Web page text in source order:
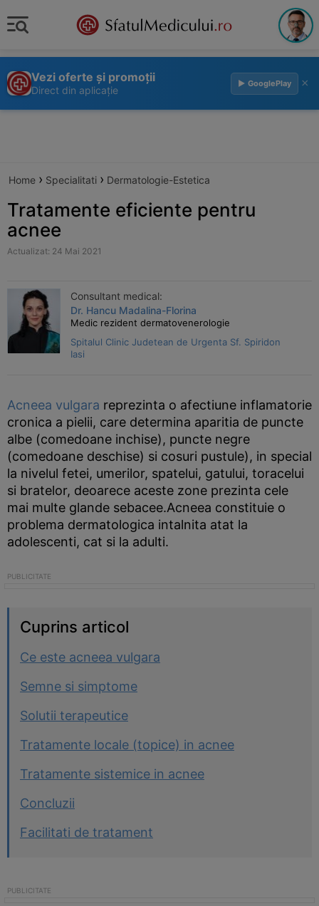
Vezi oferte și promoții
Direct din aplicație
▶ GooglePlay ×
Home › Specialitati › Dermatologie-Estetica
Tratamente eficiente pentru
acnee
Actualizat: 24 Mai 2021
Consultant medical:
Dr. Hancu Madalina-Florina
Medic rezident dermatovenerologie
Spitalul Clinic Judetean de Urgenta Sf. Spiridon
Iasi
Acneea vulgara reprezinta o afectiune inflamatorie
cronica a pielii, care determina aparitia de puncte
albe (comedoane inchise), puncte negre
(comedoane deschise) si cosuri pustule), in special
la nivelul fetei, umerilor, spatelui, gatului, toracelui
si bratelor, deoarece aceste zone prezinta cele
mai multe glande sebacee.Acneea constituie o
problema dermatologica intalnita atat la
adolescenti, cat si la adulti.
Cuprins articol
Ce este acneea vulgara
Semne si simptome
Solutii terapeutice
Tratamente locale (topice) in acnee
Tratamente sistemice in acnee
Concluzii
Facilitati de tratament